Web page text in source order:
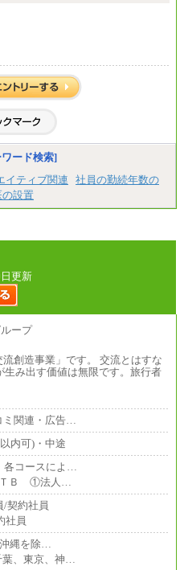
ード検索]
イティブ関連
社員の勤続年数の
の設置
日更新
創造事業」です。 交流とはすな
生み出す価値は無限です。旅行者
ミ関連・広告…
内可)・中途
各コースによ…
ＴＢ ①法人…
/契約社員
社員
縄を除…
、東京、神…